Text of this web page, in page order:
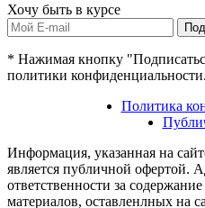
Хочу быть в курсе
* Нажимая кнопку
политики конфиденциальности.
Политика
Информация, указанная на
является публичной офертой.
ответственности за
материалов, оставленлных на